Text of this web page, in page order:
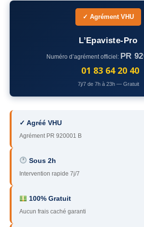
Gratuit
voiture accidentée
78 – Yvelines
93 – Seine-Saint-Denis
95 – Val d’Oise
✓ Agrément VHU
L’Epaviste-Pro
Numéro d’agrément officiel: PR
01 83 64 20 40
7j/7 de 7h à 23h — Gratuit
✓ Agréé VHU
Agrément PR 920001 B
Sous 2h
Intervention rapide 7j/7
100% Gratuit
Aucun frais caché garanti